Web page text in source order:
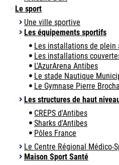
Le sport
Une ville sportive
Les équipements sportifs
Les installations de plein
Les installations
L'AzurArena Antibes
Le stade Nautique
Le Gymnase Pierre
Les structures de haut
CREPS d'Antibes
Sharks d'Antibes
Pôles France
Le Centre Régional Médico-
Maison Sport Santé